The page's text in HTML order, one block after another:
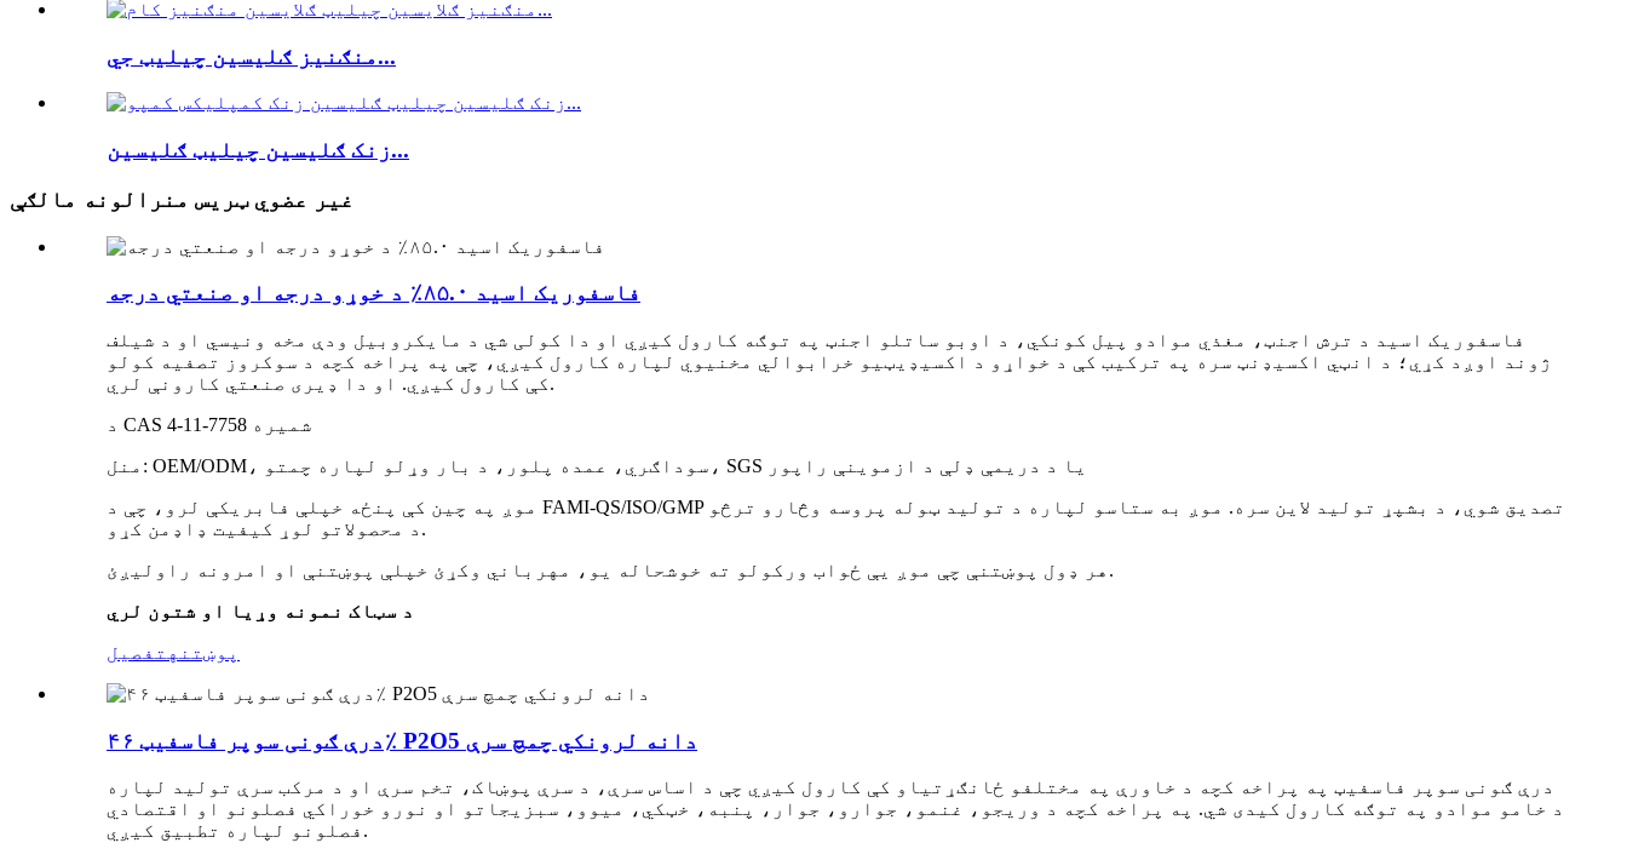
منګنیز ګلیسین چیلیټ جي...
زنک ګلیسین چیلیټ ګلیسین...
غیر عضوي ټریس منرالونه مالګې
فاسفوریک اسید ۸۵.۰٪ د خوړو درجه او صنعتي درجه
فاسفوریک اسید د ترش اجنټ، مغذي موادو پیل کونکي، د اوبو ساتلو اجنټ په توګه کارول کیږي او دا کولی شي د مایکروبیل ودې مخه ونیسي او د شیلف
ژوند اوږد کړي؛ د انټي اکسیډنټ سره په ترکیب کې د خواړو د اکسیډیټیو خرابوالي مخنیوي لپاره کارول کیږي، چې په پراخه کچه د سوکروز تصفیه کولو
کې کارول کیږي. او دا ډیری صنعتي کارونې لري.
د CAS شمیره 7758-11-4
منل: OEM/ODM، سوداګري، عمده پلور، د بار وړلو لپاره چمتو، SGS یا د دریمې ډلې د ازموینې راپور
موږ په چین کې پنځه خپلې فابریکې لرو، چې د FAMI-QS/ISO/GMP تصدیق شوي، د بشپړ تولید لاین سره. موږ به ستاسو لپاره د تولید ټوله پروسه وڅارو ترڅو
د محصولاتو لوړ کیفیت ډاډمن کړو.
هر ډول پوښتنې چې موږ یې ځواب ورکولو ته خوشحاله یو، مهرباني وکړئ خپلې پوښتنې او امرونه راولیږئ.
د سټاک نمونه وړیا او شتون لري
پوښتنه تفصیل
درې ګونی سوپر فاسفیټ ۴۶٪ P2O5 دانه لرونکي چمچ سرې
درې ګونی سوپر فاسفیټ په پراخه کچه د خاورې په مختلفو ځانګړتیاو کې کارول کیږي چې د اساس سرې، د سرې پوښاک، تخم سرې او د مرکب سرې تولید لپاره
د خامو موادو په توګه کارول کیدی شي. په پراخه کچه د وریجو، غنمو، جوارو، جوار، پنبه، خټکي، میوو، سبزیجاتو او نورو خوراکي فصلونو او اقتصادي
فصلونو لپاره تطبیق کیږي.